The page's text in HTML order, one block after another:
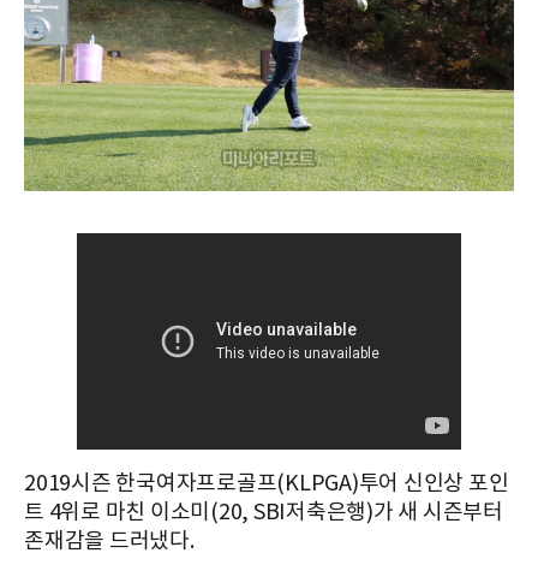
2019시즌 한국여자프로골프(KLPGA)투어 신인상 포인
트 4위로 마친 이소미 (20, SBI저축은행)가 새 시즌부터
존재감을 드러냈다.